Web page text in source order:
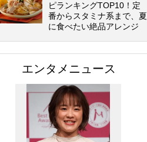
ピランキングTOP10！定
番からスタミナ系まで、夏
に食べたい絶品アレンジ
エンタメニュース